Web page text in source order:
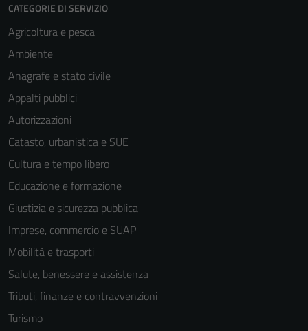
CATEGORIE DI SERVIZIO
Agricoltura e pesca
Ambiente
Anagrafe e stato civile
Appalti pubblici
Autorizzazioni
Catasto, urbanistica e SUE
Cultura e tempo libero
Educazione e formazione
Giustizia e sicurezza pubblica
Imprese, commercio e SUAP
Mobilità e trasporti
Salute, benessere e assistenza
Tributi, finanze e contravvenzioni
Turismo